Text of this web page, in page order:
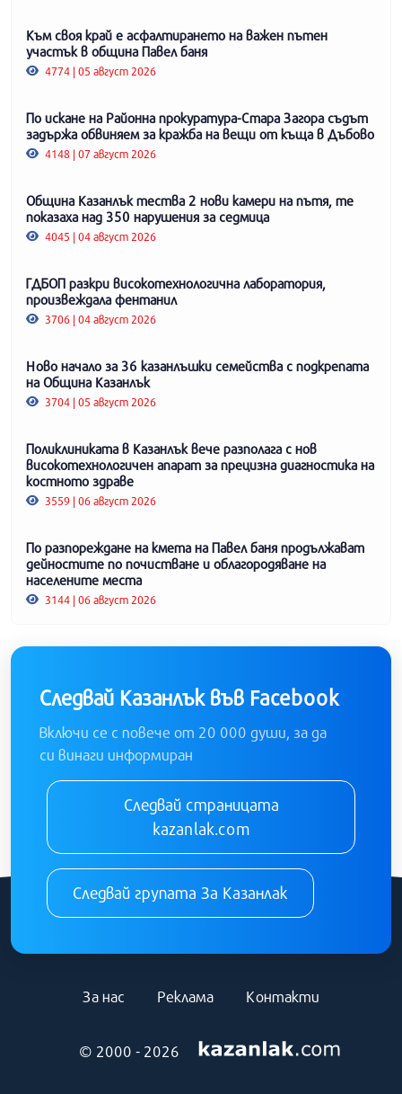
Към своя край е асфалтирането на важен пътен
участък в община Павел баня
4774 | 05 август 2026
По искане на Районна прокуратура-Стара Загора съдът
задържа обвиняем за кражба на вещи от къща в Дъбово
4148 | 07 август 2026
Община Казанлък тества 2 нови камери на пътя, те
показаха над 350 нарушения за седмица
4045 | 04 август 2026
ГДБОП разкри високотехнологична лаборатория,
произвеждала фентанил
3706 | 04 август 2026
Ново начало за 36 казанлъшки семейства с подкрепата
на Община Казанлък
3704 | 05 август 2026
Поликлиниката в Казанлък вече разполага с нов
високотехнологичен апарат за прецизна диагностика на
костното здраве
3559 | 06 август 2026
По разпореждане на кмета на Павел баня продължават
дейностите по почистване и облагородяване на
населените места
3144 | 06 август 2026
Следвай Казанлък във Facebook
Включи се с повече от 20 000 души, за да
си винаги информиран
Следвай страницата
kazanlak.com
Следвай групата За Казанлак
© 2000 - 2026
За нас Реклама Контакти